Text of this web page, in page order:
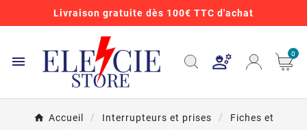
Livraison gratuite dès 100€ TTC d'achat
 0
Accueil Interrupteurs et prises
Fiches et